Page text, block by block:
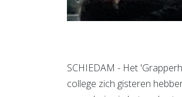
SCHIEDAM - Het
college zich gisteren